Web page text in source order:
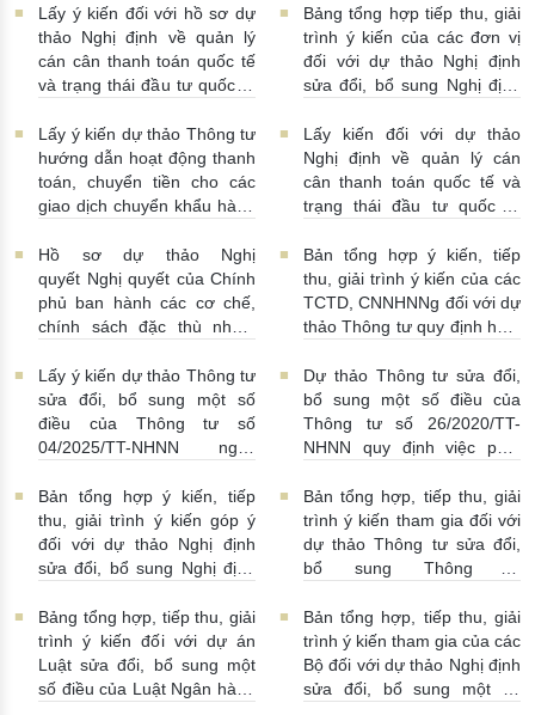
sẻ thông tin của Hệ thống
thông tin phục vụ công tác
giám sát hoạt động QTDND
và tổ chức TCVM
tiền của NHNN 03/08/2026 |
11:16:00
Lấy ý kiến đối với hồ sơ dự
thảo Nghị định về quản lý
cán cân thanh toán quốc tế
và trạng thái đầu tư quốc tế
10:00:00
Bảng tổng hợp tiếp thu, giải
trình ý kiến của các đơn vị
đối với dự thảo Nghị định
sửa đổi, bổ sung Nghị định
30/07/2026 | 09:09:00
Lấy ý kiến dự thảo Thông tư
hướng dẫn hoạt động thanh
toán, chuyển tiền cho các
giao dịch chuyển khẩu hàng
Lấy kiến đối với dự thảo
Nghị định về quản lý cán
cân thanh toán quốc tế và
trạng thái đầu tư quốc tế
15:00:00
Hồ sơ dự thảo Nghị
quyết Nghị quyết của Chính
phủ ban hành các cơ chế,
chính sách đặc thù nhằm
pháp luật về phòng, chống
rửa tiền nhằm đáp ứng yêu
cầu cấp bách trong thực
hiện cam kết quốc tế về trao
về thuế
22/07/2026 |
14:54:00
Bản tổng hợp ý kiến, tiếp
thu, giải trình ý kiến của các
TCTD, CNNHNNg đối với dự
thảo Thông tư quy định hoạt
nhận tiền gửi, mua, bán có
kỳ hạn GTCG giữa các
TCTD, CNNHNNg
20/07/2026 | 09:32:00
Lấy ý kiến dự thảo Thông tư
sửa đổi, bổ sung một số
điều của Thông tư số
04/2025/TT-NHNN ngày
định thời hạn lưu trữ hồ sơ,
tài liệu ngành Ngân hàng
16/07/2026 | 10:00:00
Dự thảo Thông tư sửa đổi,
bổ sung một số điều của
Thông tư số 26/2020/TT-
NHNN quy định việc phát
của Ngân hàng Nhà nước
16/07/2026 | 09:41:00
Bản tổng hợp ý kiến, tiếp
thu, giải trình ý kiến góp ý
đối với dự thảo Nghị định
sửa đổi, bổ sung Nghị định
13/07/2026 | 16:00:00
Bản tổng hợp, tiếp thu, giải
trình ý kiến tham gia đối với
dự thảo Thông tư sửa đổi,
bổ sung Thông tư
13/07/2026 | 02:19:00
Bảng tổng hợp, tiếp thu, giải
trình ý kiến đối với dự án
Luật sửa đổi, bổ sung một
số điều của Luật Ngân hàng
Bản tổng hợp, tiếp thu, giải
trình ý kiến tham gia của các
Bộ đối với dự thảo Nghị định
sửa đổi, bổ sung một số